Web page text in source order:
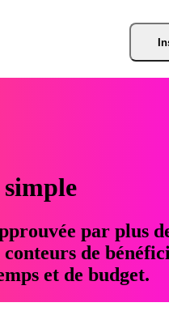
par plus
de
et de budget.